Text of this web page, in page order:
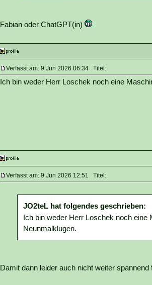
Fabian oder ChatGPT(in)
Verfasst am: 9 Jun 2026 06:34 Titel:
Ich bin weder Herr Loschek noch eine
Verfasst am: 9 Jun 2026 12:51 Titel:
JO2teL hat folgendes geschrieben:
Ich bin weder Herr Loschek noch eine
Neunmalklugen.
Damit dann leider auch nicht weiter spannend